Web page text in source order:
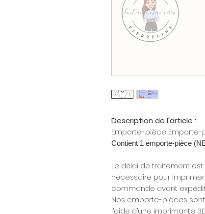
Description de l'article :
Emporte-pièce
Contient 1 emporte-pièce
Le délai de traitement
nécessaire pour
commande avant
Nos emporte-pièces
l’aide d’une imprimante